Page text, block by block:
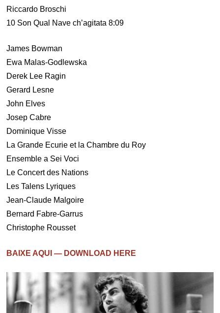
Riccardo Broschi
10 Son Qual Nave ch’agitata 8:09
James Bowman
Ewa Malas-Godlewska
Derek Lee Ragin
Gerard Lesne
John Elves
Josep Cabre
Dominique Visse
La Grande Ecurie et la Chambre du Roy
Ensemble a Sei Voci
Le Concert des Nations
Les Talens Lyriques
Jean-Claude Malgoire
Bernard Fabre-Garrus
Christophe Rousset
BAIXE AQUI — DOWNLOAD HERE